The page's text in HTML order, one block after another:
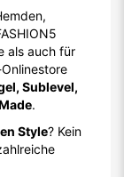
als auch für
Sublevel,
.
Style? Kein